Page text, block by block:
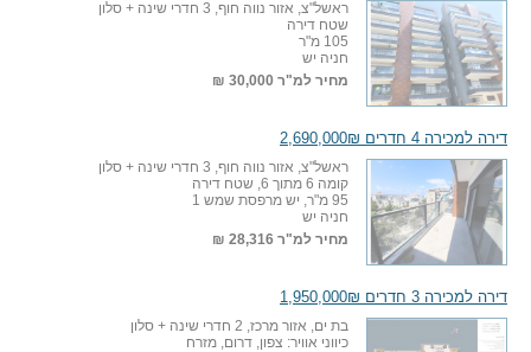
ראשל"צ, אזור נווה חוף, 3 חדרי שינה + סלון
שטח דירה
105 מ"ר
חניה יש
מחיר למ"ר 30,000 ₪
דירה למכירה 4 חדרים 2,690,000₪
ראשל"צ, אזור נווה חוף, 3 חדרי שינה + סלון
קומה 6 מתוך 6, שטח דירה
95 מ"ר, יש מרפסת שמש 1
חניה יש
מחיר למ"ר 28,316 ₪
דירה למכירה 3 חדרים 1,950,000₪
בת ים, אזור מרכז, 2 חדרי שינה + סלון
כיווני אוויר: צפון, דרום, מזרח